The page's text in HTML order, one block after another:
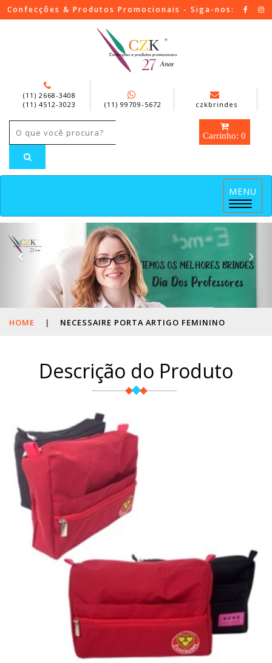
Confecções & Produtos Promocionais - Siga-nos:
(11) 2668-3408
(11) 4512-3023
(11) 99709-5672 czkbrindes
Carrinho: 0
MENU
Menu
HOME | NECESSAIRE PORTA ARTIGO FEMININO
Descrição do Produto